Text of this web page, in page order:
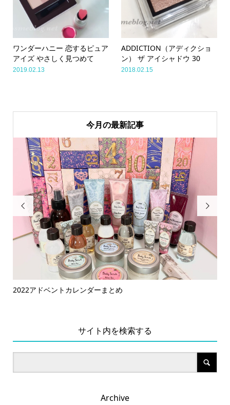
ワンダーハニー 恋するピュア
アイズ やさしく見つめて
2019.02.13
ADDICTION（アディクショ
ン） ザ アイシャドウ 30
2018.02.15
今月の最新記事

2021アドベントカレンダーまとめ

サイト内を検索する
Archive